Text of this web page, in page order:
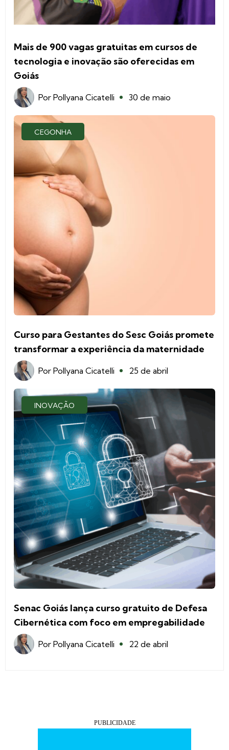
Mais de 900 vagas gratuitas em cursos de
tecnologia e inovação são oferecidas em
Goiás
Por Pollyana Cicatelli 30 de maio
CEGONHA
Curso para Gestantes do Sesc Goiás promete
transformar a experiência da maternidade
Por Pollyana Cicatelli 25 de abril
INOVAÇÃO
Senac Goiás lança curso gratuito de Defesa
Cibernética com foco em empregabilidade
Por Pollyana Cicatelli 22 de abril